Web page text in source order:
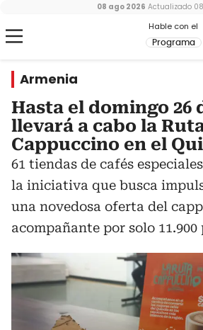
Hable con el
Programa
08 ago 2026 Actualizado
Armenia
Hasta el domingo 26
llevará a cabo la
Cappuccino en el
61 tiendas de cafés
la iniciativa que busca
una novedosa oferta del
acompañante por solo 11.900